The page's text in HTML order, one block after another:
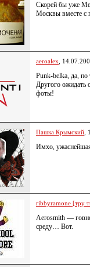
Скорей бы уже
Москвы вместе с
aeroalex ,
Punk-belka, да,
Другого ожидать
фоты!
Пашка Крымский
Имхо,
ribbyramone [тру
Aerosmith —
среду… Вот.